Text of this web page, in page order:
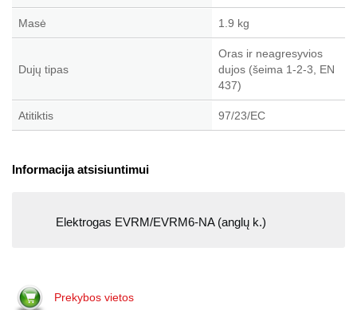
Masė 1.9 kg
Dujų tipas
Oras ir neagresyvios
dujos (šeima 1-2-3, EN
437)
Atitiktis 97/23/EC
Informacija atsisiuntimui
Elektrogas EVRM/EVRM6-NA (anglų k.)
Prekybos vietos